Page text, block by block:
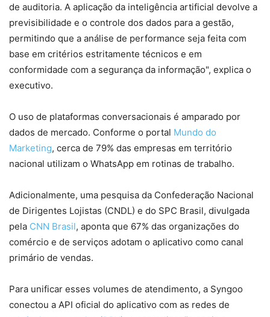
de auditoria. A aplicação da inteligência artificial devolve a
previsibilidade e o controle dos dados para a gestão,
permitindo que a análise de performance seja feita com
base em critérios estritamente técnicos e em
conformidade com a segurança da informação", explica o
executivo.
O uso de plataformas conversacionais é amparado por
dados de mercado. Conforme o portal Mundo do
Marketing, cerca de 79% das empresas em território
nacional utilizam o WhatsApp em rotinas de trabalho.
Adicionalmente, uma pesquisa da Confederação Nacional
de Dirigentes Lojistas (CNDL) e do SPC Brasil, divulgada
pela CNN Brasil, aponta que 67% das organizações do
comércio e de serviços adotam o aplicativo como canal
primário de vendas.
Para unificar esses volumes de atendimento, a Syngoo
conectou a API oficial do aplicativo com as redes de